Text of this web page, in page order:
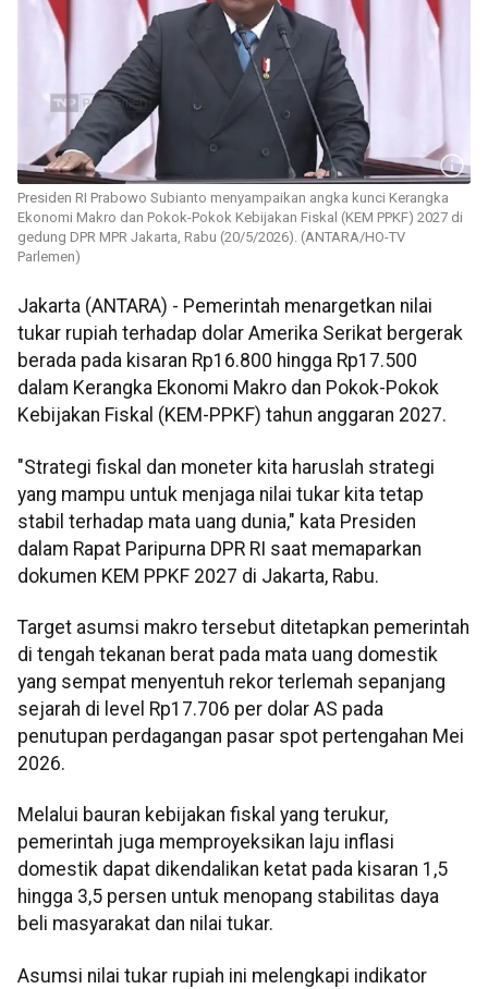
Presiden RI Prabowo Subianto menyampaikan angka kunci Kerangka
Ekonomi Makro dan Pokok-Pokok Kebijakan Fiskal (KEM PPKF) 2027 di
gedung DPR MPR Jakarta, Rabu (20/5/2026). (ANTARA/HO-TV
Parlemen)
Jakarta (ANTARA) - Pemerintah menargetkan nilai
tukar rupiah terhadap dolar Amerika Serikat bergerak
berada pada kisaran Rp16.800 hingga Rp17.500
dalam Kerangka Ekonomi Makro dan Pokok-Pokok
Kebijakan Fiskal (KEM-PPKF) tahun anggaran 2027.
"Strategi fiskal dan moneter kita haruslah strategi
yang mampu untuk menjaga nilai tukar kita tetap
stabil terhadap mata uang dunia," kata Presiden
dalam Rapat Paripurna DPR RI saat memaparkan
dokumen KEM PPKF 2027 di Jakarta, Rabu.
Target asumsi makro tersebut ditetapkan pemerintah
di tengah tekanan berat pada mata uang domestik
yang sempat menyentuh rekor terlemah sepanjang
sejarah di level Rp17.706 per dolar AS pada
penutupan perdagangan pasar spot pertengahan Mei
2026.
Melalui bauran kebijakan fiskal yang terukur,
pemerintah juga memproyeksikan laju inflasi
domestik dapat dikendalikan ketat pada kisaran 1,5
hingga 3,5 persen untuk menopang stabilitas daya
beli masyarakat dan nilai tukar.
Asumsi nilai tukar rupiah ini melengkapi indikator